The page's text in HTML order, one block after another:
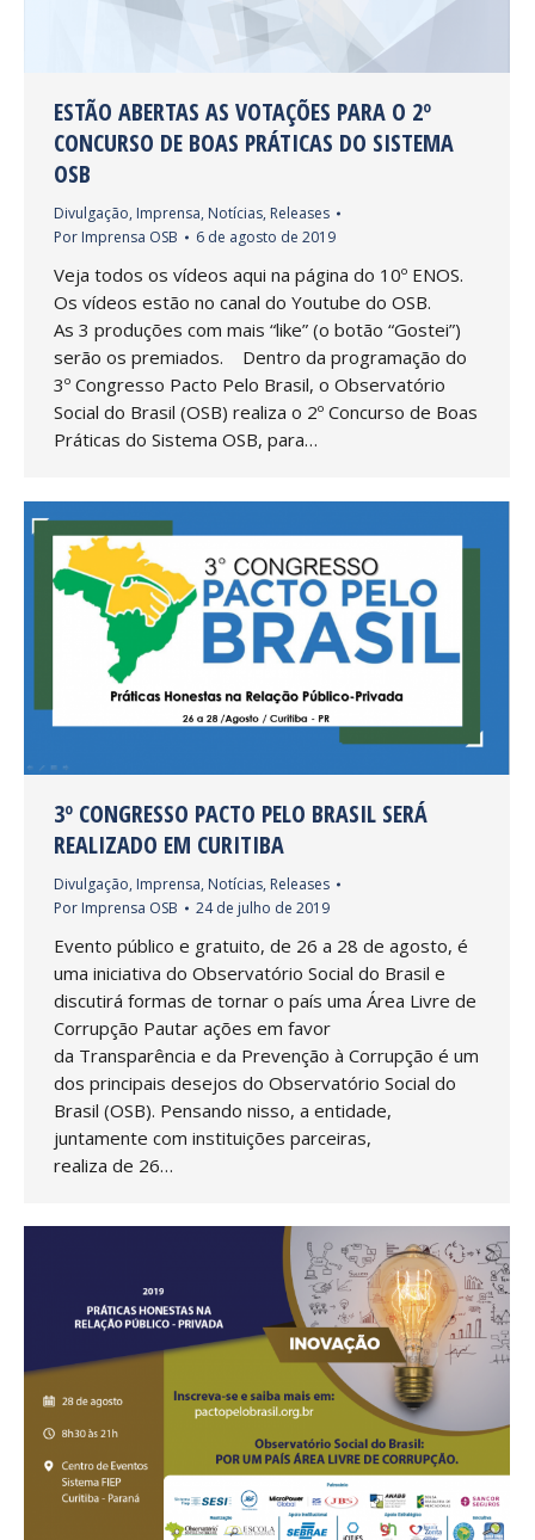
ESTÃO ABERTAS AS VOTAÇÕES PARA O 2º
CONCURSO DE BOAS PRÁTICAS DO SISTEMA
OSB
Divulgação, Imprensa, Notícias, Releases
Por Imprensa OSB 6 de agosto de 2019
Veja todos os vídeos aqui na página do 10º ENOS.
Os vídeos estão no canal do Youtube do OSB.
As 3 produções com mais “like” (o botão “Gostei”)
serão os premiados. Dentro da programação do
3º Congresso Pacto Pelo Brasil, o Observatório
Social do Brasil (OSB) realiza o 2º Concurso de Boas
Práticas do Sistema OSB, para…
3º CONGRESSO PACTO PELO BRASIL SERÁ
REALIZADO EM CURITIBA
Divulgação, Imprensa, Notícias, Releases
Por Imprensa OSB 24 de julho de 2019
Evento público e gratuito, de 26 a 28 de agosto, é
uma iniciativa do Observatório Social do Brasil e
discutirá formas de tornar o país uma Área Livre de
Corrupção Pautar ações em favor
da Transparência e da Prevenção à Corrupção é um
dos principais desejos do Observatório Social do
Brasil (OSB). Pensando nisso, a entidade,
juntamente com instituições parceiras,
realiza de 26…